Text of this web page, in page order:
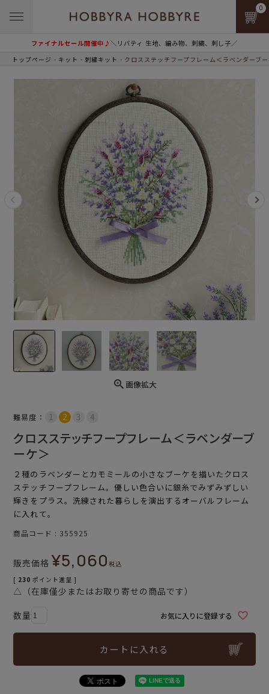
ファイナルセール開催中♪＼リバティ 生地、編み物、刺繍、刺し子／
0
トップページ キット 刺繍キット クロスステッチフープフレーム＜ラベンダーブ
画像拡大
難易度：
クロスステッチフープフレーム＜ラベンダーブ
ーケ＞
２種のラベンダーとカモミールの小さなブーケを描いたクロス
ステッチフープフレーム。優しい色合いに銀糸でみずみずしい
輝きをプラス。洗練された暮らしを演出するオーバルフレーム
に入れて。
商品コード 355925
販売価格 ¥5,060税込
[ 230 ポイント進呈 ]
△（在庫僅少またはお取り寄せの商品です）
お気に入りに登録する
カートに入れる